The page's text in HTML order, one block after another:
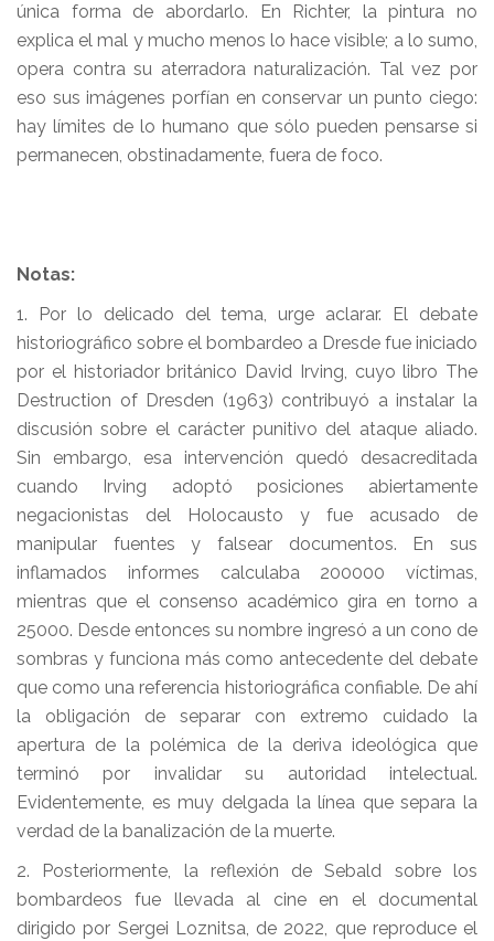
única forma de abordarlo. En Richter, la pintura no
explica el mal y mucho menos lo hace visible; a lo sumo,
opera contra su aterradora naturalización. Tal vez por
eso sus imágenes porfían en conservar un punto ciego:
hay límites de lo humano que sólo pueden pensarse si
permanecen, obstinadamente, fuera de foco.
Notas:
1. Por lo delicado del tema, urge aclarar. El debate
historiográfico sobre el bombardeo a Dresde fue iniciado
por el historiador británico David Irving, cuyo libro The
Destruction of Dresden (1963) contribuyó a instalar la
discusión sobre el carácter punitivo del ataque aliado.
Sin embargo, esa intervención quedó desacreditada
cuando Irving adoptó posiciones abiertamente
negacionistas del Holocausto y fue acusado de
manipular fuentes y falsear documentos. En sus
inflamados informes calculaba 200000 víctimas,
mientras que el consenso académico gira en torno a
25000. Desde entonces su nombre ingresó a un cono de
sombras y funciona más como antecedente del debate
que como una referencia historiográfica confiable. De ahí
la obligación de separar con extremo cuidado la
apertura de la polémica de la deriva ideológica que
terminó por invalidar su autoridad intelectual.
Evidentemente, es muy delgada la línea que separa la
verdad de la banalización de la muerte.
2. Posteriormente, la reflexión de Sebald sobre los
bombardeos fue llevada al cine en el documental
dirigido por Sergei Loznitsa, de 2022, que reproduce el